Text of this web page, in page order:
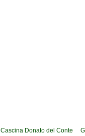
Cascina Donato del Conte